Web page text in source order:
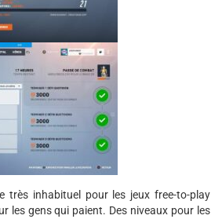
très inhabituel pour les jeux free-to-play
les gens qui paient. Des niveaux pour les